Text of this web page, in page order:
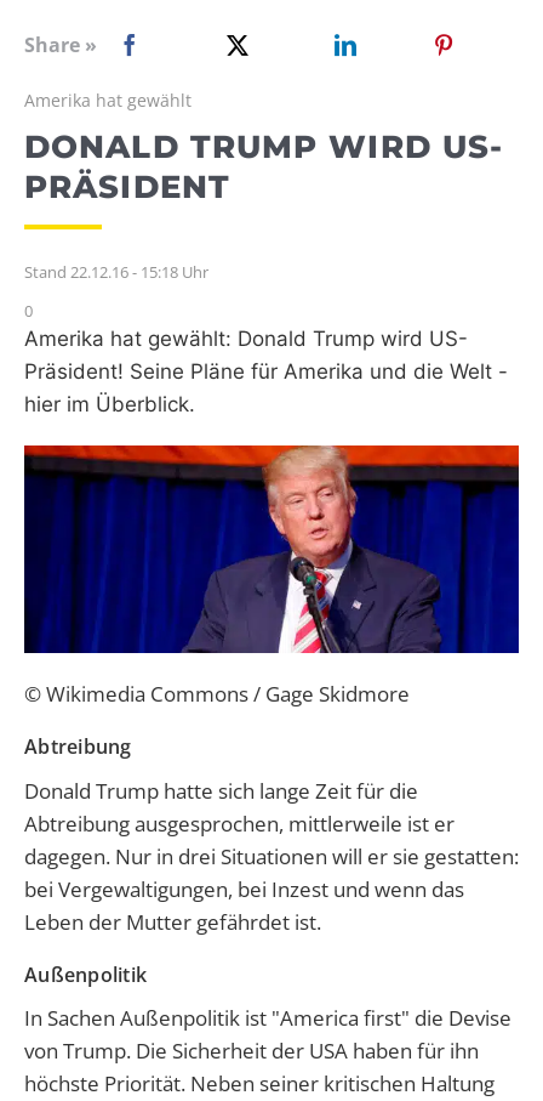
WEBRADIO
Share »
Amerika hat gewählt
DONALD TRUMP WIRD US-
PRÄSIDENT
Stand 22.12.16 - 15:18 Uhr
0
Amerika hat gewählt: Donald Trump wird US-
Präsident! Seine Pläne für Amerika und die Welt -
hier im Überblick.
© Wikimedia Commons / Gage Skidmore
Abtreibung
Donald Trump hatte sich lange Zeit für die
Abtreibung ausgesprochen, mittlerweile ist er
dagegen. Nur in drei Situationen will er sie gestatten:
bei Vergewaltigungen, bei Inzest und wenn das
Leben der Mutter gefährdet ist.
Außenpolitik
In Sachen Außenpolitik ist "America first" die Devise
von Trump. Die Sicherheit der USA haben für ihn
höchste Priorität. Neben seiner kritischen Haltung